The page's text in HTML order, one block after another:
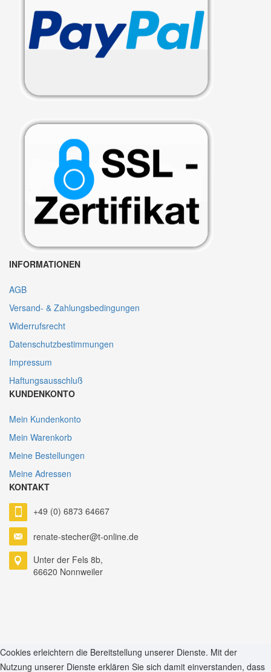
INFORMATIONEN
AGB
Versand- & Zahlungsbedingungen
Widerrufsrecht
Datenschutzbestimmungen
Impressum
Haftungsausschluß
KUNDENKONTO
Mein Kundenkonto
Mein Warenkorb
Meine Bestellungen
Meine Adressen
KONTAKT
+49 (0) 6873 64667
renate-stecher@t-online.de
Unter der Fels 8b,
66620 Nonnweiler
ankara escort ankara escort
Cookies erleichtern die Bereitstellung unserer Dienste. Mit der
Nutzung unserer Dienste erklären Sie sich damit einverstanden, dass